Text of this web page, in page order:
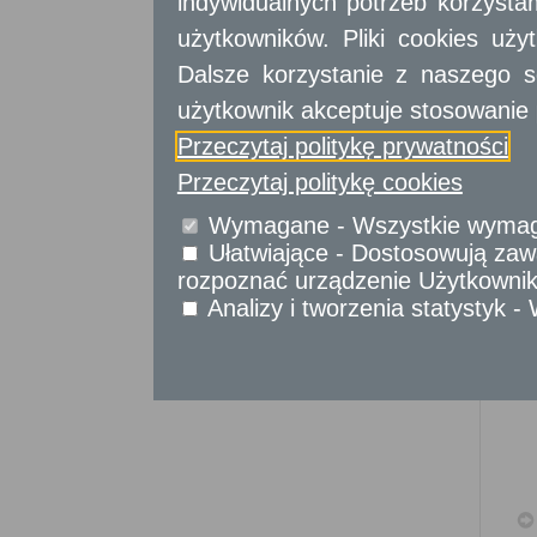
Sprawy komunikacyjne
Sprawy obywatelskie
Urząd Stanu Cywilnego
dla przedsiębiorców
Usługidla instytucji,
użytkowników. Pliki cookies
Dalsze korzystanie z naszego
użytkownik akceptuje stosowanie
Przeczytaj politykę prywatności
Przeczytaj politykę cookies
Wymagane - Wszystkie
Ułatwiające - Dostosowują
rozpoznać urządzenie
Analizy i tworzenia statystyk -